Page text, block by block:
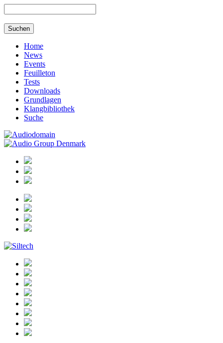
Home
News
Events
Feuilleton
Tests
Downloads
Grundlagen
Klangbibliothek
Suche